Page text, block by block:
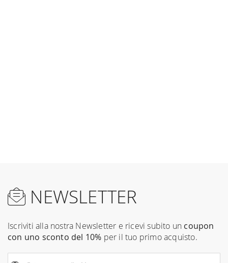
NEWSLETTER
Iscriviti alla nostra Newsletter e ricevi subito un coupon
con uno sconto del 10% per il tuo primo acquisto.